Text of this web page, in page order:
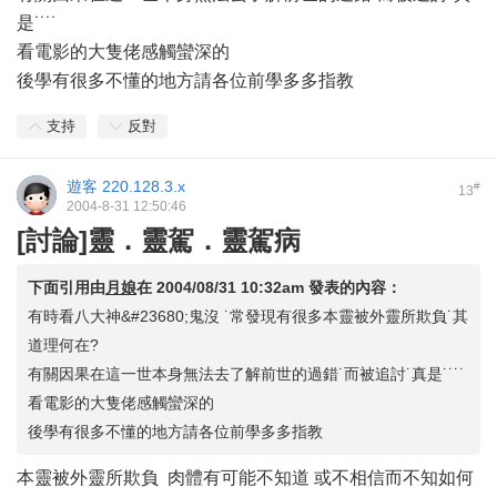
是˙˙˙˙
看電影的大隻佬感觸蠻深的
後學有很多不懂的地方請各位前學多多指教
支持 反對
13#
遊客 220.128.3.x
2004-8-31 12:50:46
[討論]靈．靈駕．靈駕病
下面引用由月娘在 2004/08/31 10:32am 發表的內容：
有時看八大神&#23680;鬼沒 ˙常發現有很多本靈被外靈所欺負˙其
道理何在?
有關因果在這一世本身無法去了解前世的過錯˙而被追討˙真是˙˙˙˙
看電影的大隻佬感觸蠻深的
後學有很多不懂的地方請各位前學多多指教
本靈被外靈所欺負 肉體有可能不知道 或不相信而不知如何